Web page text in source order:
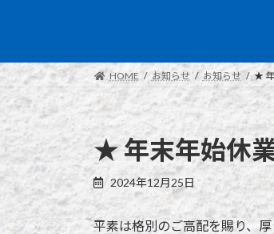
プ
動
HOME お知らせ お知らせ ★
★ 年末年始休
2024年12月25日
平素は格別のご高配を賜り、